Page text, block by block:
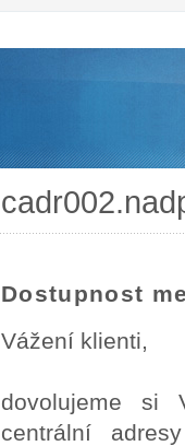
Dostupnost
Vážení klienti,
dovolujeme si
centrální